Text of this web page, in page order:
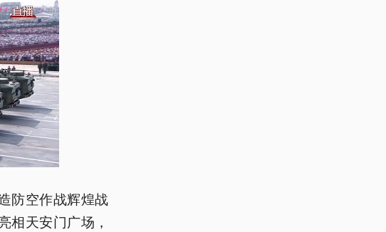
防空作战辉煌战
相天安门广场，